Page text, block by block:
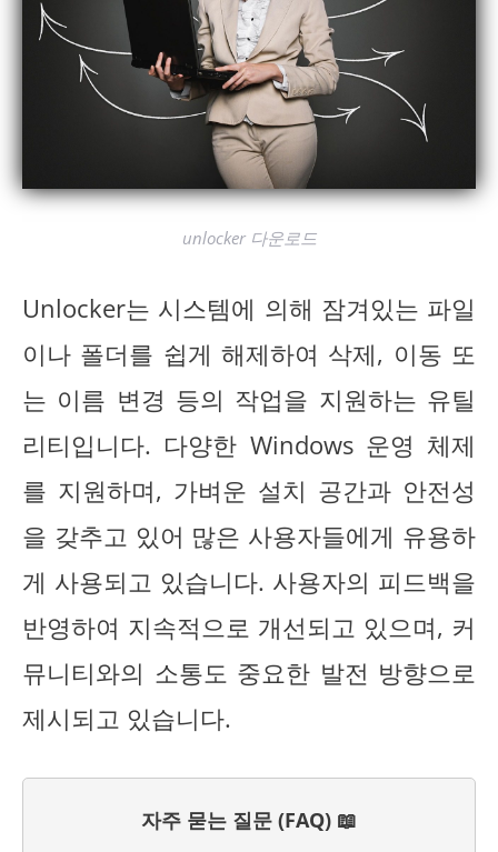
unlocker 다운로드
Unlocker는 시스템에 의해 잠겨있는 파일
이나 폴더를 쉽게 해제하여 삭제, 이동 또
는 이름 변경 등의 작업을 지원하는 유틸
리티입니다. 다양한 Windows 운영 체제
를 지원하며, 가벼운 설치 공간과 안전성
을 갖추고 있어 많은 사용자들에게 유용하
게 사용되고 있습니다. 사용자의 피드백을
반영하여 지속적으로 개선되고 있으며, 커
뮤니티와의 소통도 중요한 발전 방향으로
제시되고 있습니다.
자주 묻는 질문 (FAQ) 📖